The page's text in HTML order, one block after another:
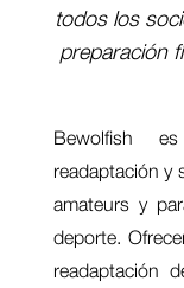
k
todos los
preparación
Bewolfish
readaptación y
amateurs y
deporte.
readaptación